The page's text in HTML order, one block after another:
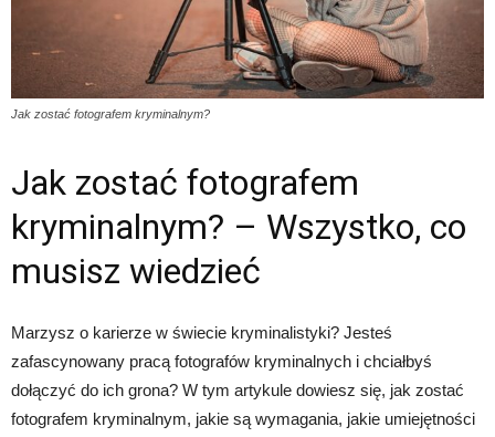
Jak zostać fotografem kryminalnym?
Jak zostać fotografem
kryminalnym? – Wszystko, co
musisz wiedzieć
Marzysz o karierze w świecie kryminalistyki? Jesteś
zafascynowany pracą fotografów kryminalnych i chciałbyś
dołączyć do ich grona? W tym artykule dowiesz się, jak zostać
fotografem kryminalnym, jakie są wymagania, jakie umiejętności